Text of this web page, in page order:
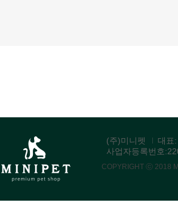
(주)미니펫 대표
사업자등록번호
COPYRIGHT ⓒ 2018